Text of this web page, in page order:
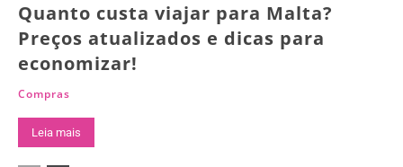
Quanto custa viajar para Malta?
Preços atualizados e dicas para
economizar!
Compras
Leia mais